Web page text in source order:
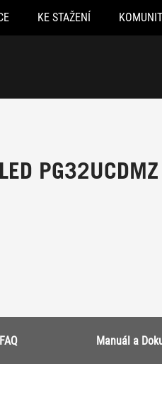
KE STAŽENÍ
PG32UCDMZ
FAQ Manuál a